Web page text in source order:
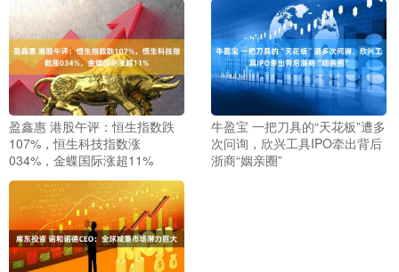
盈鑫惠 港股午评：恒生指数跌
107%，恒生科技指数涨
034%，金蝶国际涨超11%
牛盈宝 一把刀具的“天花板”遭多
次问询，欣兴工具IPO牵出背后
浙商“姻亲圈”